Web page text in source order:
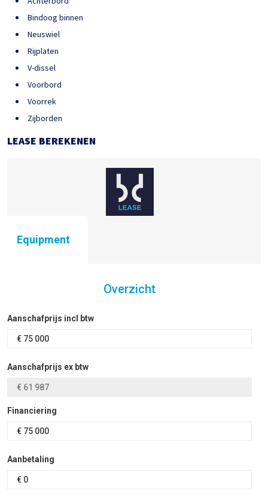
Bindoog binnen
Neuswiel
Rijplaten
V-dissel
Voorbord
Voorrek
Zijborden
LEASE BEREKENEN